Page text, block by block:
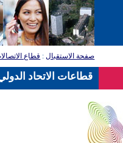
صفحة الاستقبال: قطاع
قطاعات الاتحاد